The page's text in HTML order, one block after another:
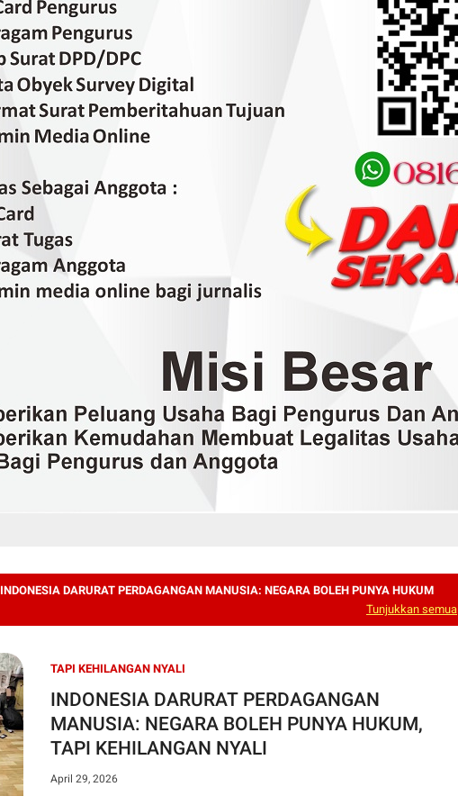
INDONESIA DARURAT PERDAGANGAN MANUSIA: NEGARA BOLEH PUNYA HUKUM
Tunjukkan semua
TAPI KEHILANGAN NYALI
INDONESIA DARURAT PERDAGANGAN
MANUSIA: NEGARA BOLEH PUNYA HUKUM,
TAPI KEHILANGAN NYALI
April 29, 2026